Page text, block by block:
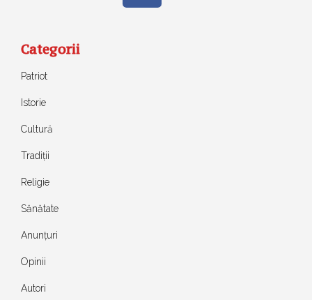
Categorii
Patriot
Istorie
Cultură
Tradiții
Religie
Sănătate
Anunțuri
Opinii
Autori